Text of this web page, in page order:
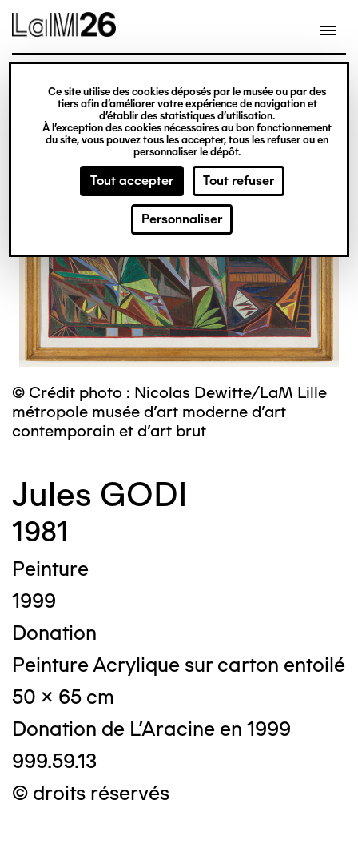
Gestion des cookies
Ce site utilise des cookies déposés par le musée ou par des
tiers afin d’améliorer votre expérience de navigation et
d’établir des statistiques d’utilisation.
À l’exception des cookies nécessaires au bon fonctionnement
du site, vous pouvez tous les accepter, tous les refuser ou en
personnaliser le dépôt.
Tout accepter Tout refuser
Personnaliser
contenu
© Crédit photo : Nicolas Dewitte/LaM Lille
métropole musée d’art moderne d’art
contemporain et d’art brut
Jules GODI
1981
Peinture
1999
Donation
Peinture Acrylique sur carton entoilé
50 x 65 cm
Donation de L'Aracine en 1999
999.59.13
© droits réservés